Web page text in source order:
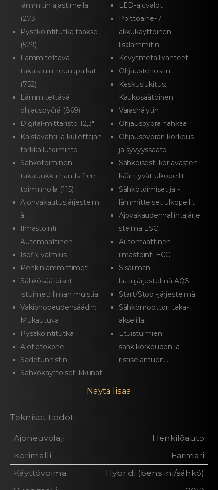
lämmitin ajastimella
(273)
Pysäköintitutka taakse
(529)
Lämmitettävä
takaistuin, reunapaikat
(752)
Lämmitettävä
ohjauspyörä (869)
Digital-mittaristo 12,3″
Kaistavahti ja kuljettajan
tarkkailutoiminto
Sähkötoiminen
takaluukku hands free
toiminnolla (115)
Ajonvakautusjärjestelm
ä
Ilmastointi:
Automaattinen
Isofix-valmius
Penkinlämmittimet
Sähkösäätöiset
istuimet: Ilman muistia
Vakionopeudensäädin:
Mukautuva
Pysäköintitutka
Ajotietokone
Sadetunnistin
Sähkökäyttöiset ikkunat
LED-ajovalot
Polttoaine- /
akkukäyttöinen
lisälämmitin
Kevytmetallivanteet
Ohjaustehostin
Keskuslukitus:
Kaukosäätöinen
Varashälytin
Ohjauspyörä nahkaa
Ohjauspyörän korkeus-
ja syvyyssäätö
Sähköisesti koriavasten
kääntyvät ulkopeilit
Sähkötoimiset ja -
lämmitteiset ulkopeilit
Ajovakaudenhallintajärje
stelmä ESC
Automaattinen
ilmastointi ECC
Sisäilman
laatujärjestelmä AQS
Start/Stop -järjestelmä
Sähkömoottori taka-
akselilla
Etuistuimien
sähk.korkeuden ja
ristiseläntuen...
Näytä lisää
Tekniset tiedot
Ajoneuvolaji
Henkilöauto
Korimalli
Farmari
Käyttövoima
Hybridi (bensiini/sähkö)